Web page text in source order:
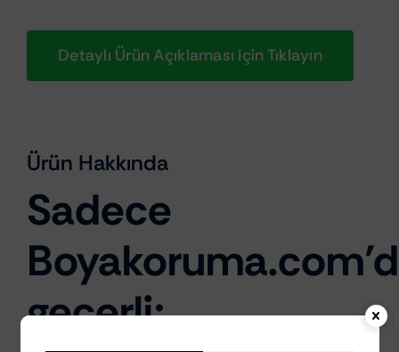
Detaylı Ürün Açıklaması Için Tıklayın
Ürün Hakkında
Sadece
geçerli;